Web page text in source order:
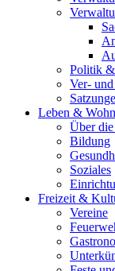
Politik &
Ver-
Leben &
Über
Bildung
Soziales
Freizeit &
Vereine